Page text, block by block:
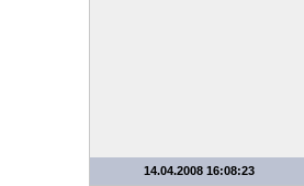
14.04.2008 16:08:23